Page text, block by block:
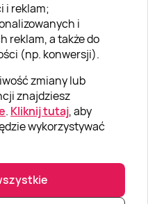
i reklam;
i
reklam, a także do
(np. konwersji).
zmiany lub
znajdziesz
. Kliknij tutaj, aby
wykorzystywać